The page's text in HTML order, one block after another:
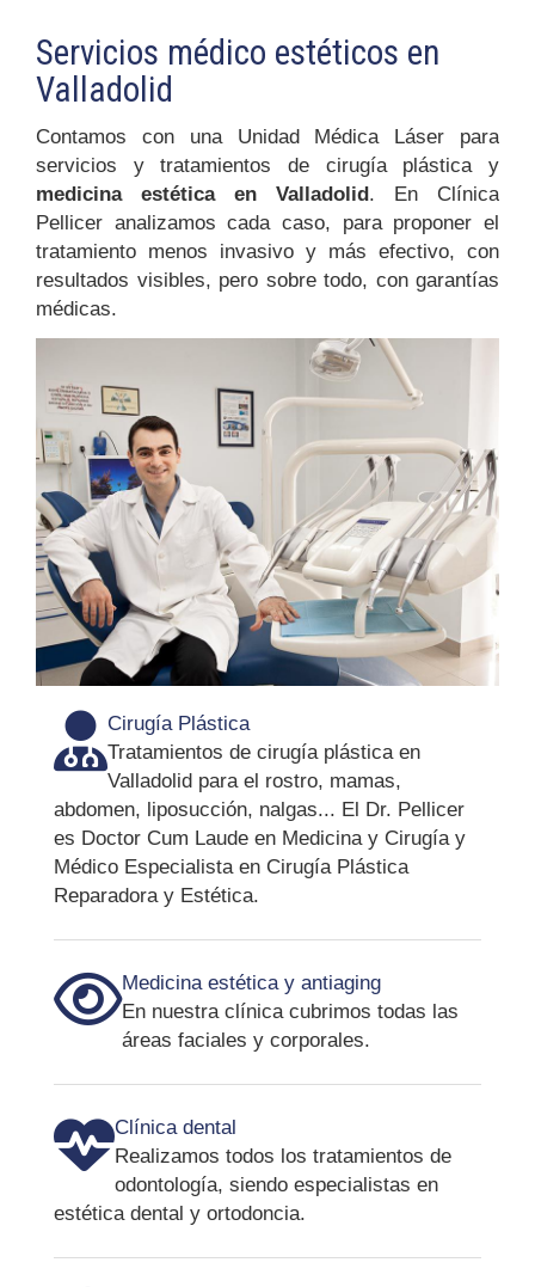
Servicios médico estéticos en
Valladolid
Contamos con una Unidad Médica Láser para
servicios y tratamientos de cirugía plástica y
medicina estética en Valladolid. En Clínica
Pellicer analizamos cada caso, para proponer el
tratamiento menos invasivo y más efectivo, con
resultados visibles, pero sobre todo, con garantías
médicas.
Cirugía Plástica
Tratamientos de cirugía plástica en
Valladolid para el rostro, mamas,
abdomen, liposucción, nalgas... El Dr. Pellicer
es Doctor Cum Laude en Medicina y Cirugía y
Médico Especialista en Cirugía Plástica
Reparadora y Estética.
Medicina estética y antiaging
En nuestra clínica cubrimos todas las
áreas faciales y corporales.
Clínica dental
Realizamos todos los tratamientos de
odontología, siendo especialistas en
estética dental y ortodoncia.